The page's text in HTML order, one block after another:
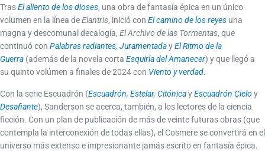
«Sanderson es una bomba a punto de explotar.»
Ernest Alós,El Periódico de Catalunya
«Si te gusta la literatura fantástica, lee a Brandon
Sanderson.»
Chicote
«Hace tiempo que George R.R. Martin tiene heredero.»
Javier Blánquez,El Mundo
TrasEl aliento de los dioses, una obra de fantasía épica en un único
volumen en la línea deElantris, inició con El camino de los reyes una
magna y descomunal decalogía, El Archivo de las Tormentas, que
continuó con Palabras radiantes, JuramentadayEl Ritmo de la
Guerra (además de la novela corta Esquirla del Amanecer) y que llegó a
su quinto volúmen a finales de 2024 con Viento y verdad.
Con la serie Escuadrón (Escuadrón, Estelar, CitónicayEscuadrón Cielo y
Desafiante), Sanderson se acerca, también, a los lectores de la ciencia
ficción. Con un plan de publicación de más de veinte futuras obras (que
contempla la interconexión de todas ellas), el Cosmere se convertirá en el
universo más extenso e impresionante jamás escrito en fantasía épica.